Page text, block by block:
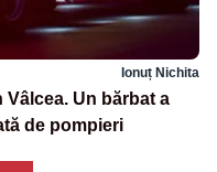
Ionuț Nichita
Vâlcea. Un bărbat a
de pompieri